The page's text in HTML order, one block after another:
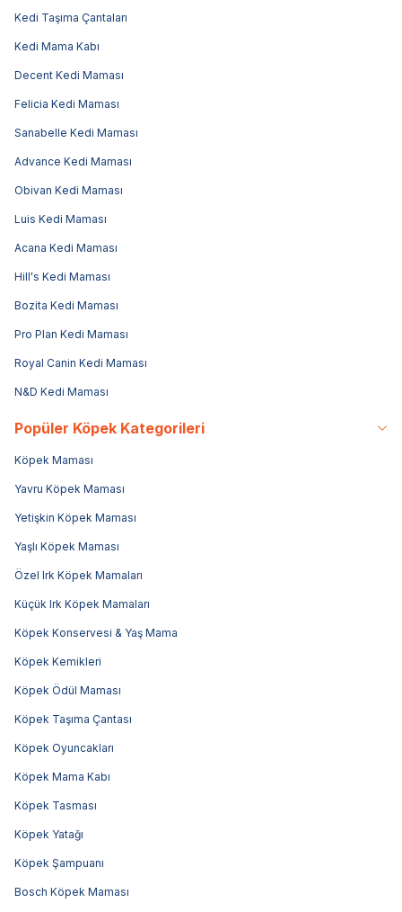
Kedi Taşıma Çantaları
Kedi Mama Kabı
Decent Kedi Maması
Felicia Kedi Maması
Sanabelle Kedi Maması
Advance Kedi Maması
Obivan Kedi Maması
Luis Kedi Maması
Acana Kedi Maması
Hill's Kedi Maması
Bozita Kedi Maması
Pro Plan Kedi Maması
Royal Canin Kedi Maması
N&D Kedi Maması
Popüler Köpek Kategorileri
Köpek Maması
Yavru Köpek Maması
Yetişkin Köpek Maması
Yaşlı Köpek Maması
Özel Irk Köpek Mamaları
Küçük Irk Köpek Mamaları
Köpek Konservesi & Yaş Mama
Köpek Kemikleri
Köpek Ödül Maması
Köpek Taşıma Çantası
Köpek Oyuncakları
Köpek Mama Kabı
Köpek Tasması
Köpek Yatağı
Köpek Şampuanı
Bosch Köpek Maması